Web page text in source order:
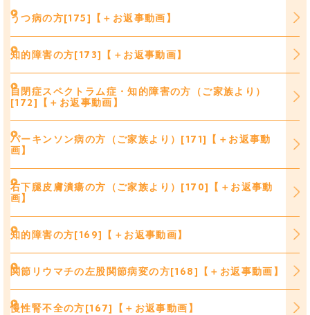
うつ病の方[175]【＋お返事動画】
知的障害の方[173]【＋お返事動画】
自閉症スペクトラム症・知的障害の方（ご家族より）
[172]【＋お返事動画】
パーキンソン病の方（ご家族より）[171]【＋お返事動
画】
右下腿皮膚潰瘍の方（ご家族より）[170]【＋お返事動
画】
知的障害の方[169]【＋お返事動画】
関節リウマチの左股関節病変の方[168]【＋お返事動画】
慢性腎不全の方[167]【＋お返事動画】